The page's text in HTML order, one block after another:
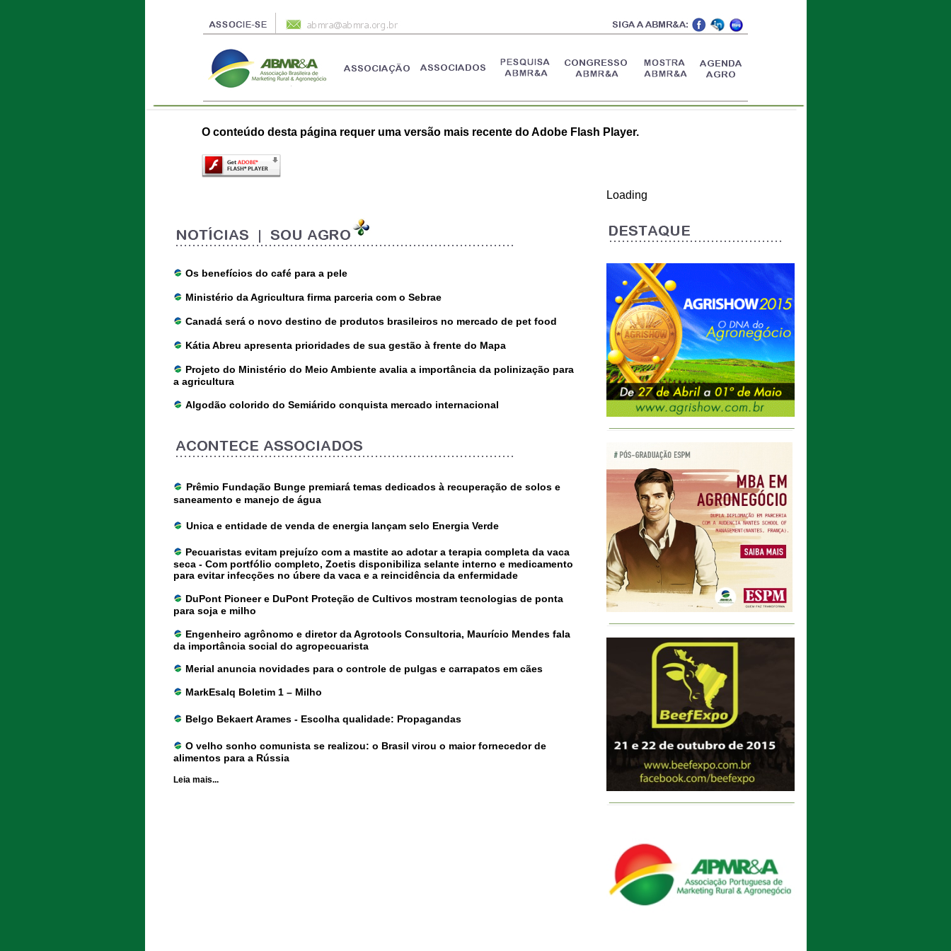
O conteúdo desta página requer uma versão mais recente do Adobe Flash Player.
Os benefícios do café para a pele
Ministério da Agricultura firma parceria com o Sebrae
Canadá será o novo destino de produtos brasileiros no mercado de pet food
Kátia Abreu apresenta prioridades de sua gestão à frente do Mapa
Projeto do Ministério do Meio Ambiente avalia a importância da polinização para
a agricultura
Algodão colorido do Semiárido conquista mercado internacional
Prêmio Fundação Bunge premiará temas dedicados à recuperação de solos e
saneamento e manejo de água
Unica e entidade de venda de energia lançam selo Energia Verde
Pecuaristas evitam prejuízo com a mastite ao adotar a terapia completa da vaca
seca - Com portfólio completo, Zoetis disponibiliza selante interno e medicamento
para evitar infecções no úbere da vaca e a reincidência da enfermidade
DuPont Pioneer e DuPont Proteção de Cultivos mostram tecnologias de ponta
para soja e milho
Engenheiro agrônomo e diretor da Agrotools Consultoria, Maurício Mendes fala
da importância social do agropecuarista
Merial anuncia novidades para o controle de pulgas e carrapatos em cães
MarkEsalq Boletim 1 – Milho
Belgo Bekaert Arames - Escolha qualidade: Propagandas
O velho sonho comunista se realizou: o Brasil virou o maior fornecedor de
alimentos para a Rússia
Leia mais...
Loading